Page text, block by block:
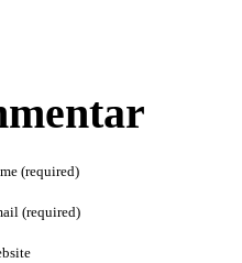
(required)
(required)